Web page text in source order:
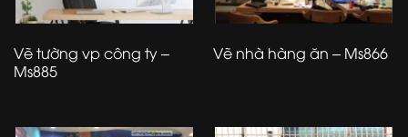
Vẽ tường vp công ty –
Ms885
Vẽ nhà hàng ăn – Ms866